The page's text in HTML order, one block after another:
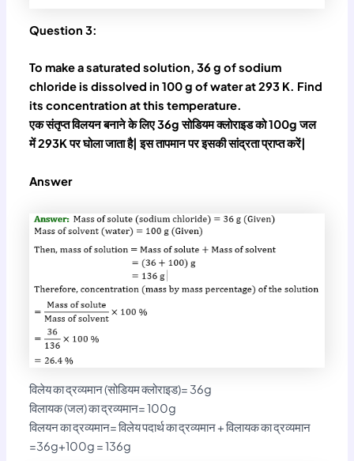
Question 3:
To make a saturated solution, 36 g of sodium
chloride is dissolved in 100 g of water at 293 K. Find
its concentration at this temperature.
एक संतृप्त विलयन बनाने के लिए 36g सोडियम क्लोराइड को 100g जल
में 293K पर घोला जाता है| इस तापमान पर इसकी सांद्रता प्राप्त करें|
Answer
विलेय का द्रव्यमान (सोडियम क्लोराइड)= 36g
विलायक (जल) का द्रव्यमान= 100g
विलयन का द्रव्यमान= विलेय पदार्थ का द्रव्यमान + विलायक का द्रव्यमान
=36g+100g = 136g